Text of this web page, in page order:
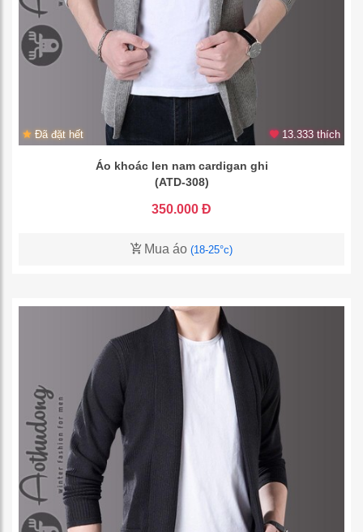
Đã đặt hết 13.333 thích
Áo khoác len nam cardigan ghi
(ATD-308)
350.000 Đ
Mua áo (18-25°c)